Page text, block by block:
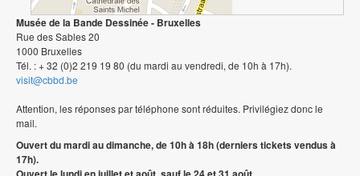
Musée de la Bande Dessinée - Bruxelles
Rue des Sables 20
1000 Bruxelles
Tél. : + 32 (0)2 219 19 80 (du mardi au vendredi, de 10h à 17h).
visit@cbbd.be
Attention, les réponses par téléphone sont réduites. Privilégiez donc le
mail.
Ouvert du mardi au dimanche, de 10h à 18h (derniers tickets vendus à
17h).